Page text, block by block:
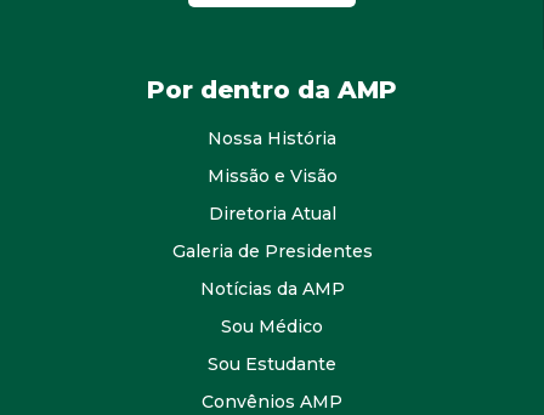
Por dentro da AMP
Nossa História
Missão e Visão
Diretoria Atual
Galeria de Presidentes
Notícias da AMP
Sou Médico
Sou Estudante
Convênios AMP